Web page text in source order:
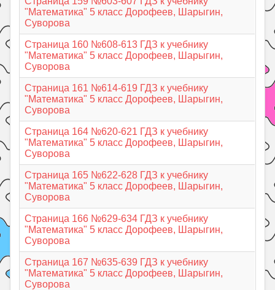
"Математика" 5 класс Дорофеев, Шарыгин,
Суворова
Страница 160 №608-613 ГДЗ к учебнику
"Математика" 5 класс Дорофеев, Шарыгин,
Суворова
Страница 161 №614-619 ГДЗ к учебнику
"Математика" 5 класс Дорофеев, Шарыгин,
Суворова
Страница 164 №620-621 ГДЗ к учебнику
"Математика" 5 класс Дорофеев, Шарыгин,
Суворова
Страница 165 №622-628 ГДЗ к учебнику
"Математика" 5 класс Дорофеев, Шарыгин,
Суворова
Страница 166 №629-634 ГДЗ к учебнику
"Математика" 5 класс Дорофеев, Шарыгин,
Суворова
Страница 167 №635-639 ГДЗ к учебнику
"Математика" 5 класс Дорофеев, Шарыгин,
Суворова